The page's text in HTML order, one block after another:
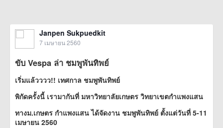
Janpen Sukpuedkit
7 เมษายน 2560
ขับ Vespa ล่า ชมพูพันทิพย์
เริ่มแล้วววว!! เทศกาล ชมพูพันทิพย์
พิกัดครั้งนี้ เรามากันที่ มหาวิทยาลัยเกษตร วิทยาเขตกำแพงแสน
ทางม.เกษตร กำแพงแสน ได้จัดงาน ชมพูพันทิพย์ ตั้งแต่วันที่ 5-11
เมษายน 2560